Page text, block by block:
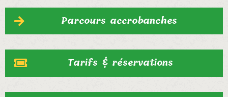
Parcours accrobanches
Tarifs & réservations